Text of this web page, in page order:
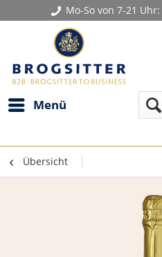
Mo-So von 7-21 Uhr:
Menü
Übersicht